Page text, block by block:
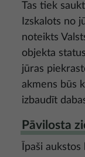
Tas tiek
Izskalots no
noteikts
objekta
jūras
akmens būs
izbaudīt
Pāvilosta
Īpaši